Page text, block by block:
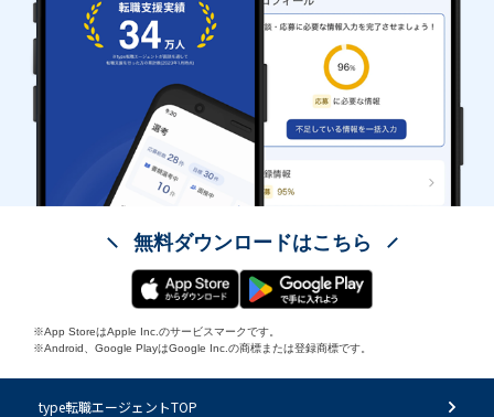
無料ダウンロードはこちら
※App StoreはApple Inc.のサービスマークです。
※Android、Google PlayはGoogle Inc.の商標または登録商標です。
type転職エージェントTOP